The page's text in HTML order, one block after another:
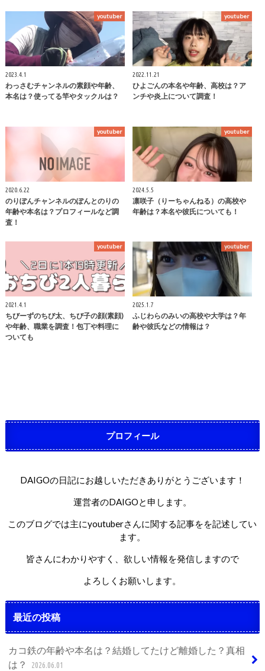
youtuber
2023.4.1
わっさむチャンネルの素顔や年齢、
本名は？使ってる竿やタックルは？
youtuber
2022.11.21
ひよごんの本名や年齢、高校は？ア
ンチや炎上について調査！
youtuber
2020.6.22
のりぽんチャンネルのぽんとのりの
年齢や本名は？プロフィールなど調
査！
youtuber
2024.5.5
凛咲子（りーちゃんねる）の高校や
年齢は？本名や彼氏についても！
youtuber
2021.4.1
ちびーずのちび太、ちび子の顔(素顔)
や年齢、職業を調査！包丁や料理に
ついても
youtuber
2025.1.7
ふじわらのみいの高校や大学は？年
齢や彼氏などの情報は？
プロフィール
DAIGOの日記にお越しいただきありがとうございます！
運営者のDAIGOと申します。
このブログでは主にyoutuberさんに関する記事をを記述してい
ます。
皆さんにわかりやすく、欲しい情報を発信しますので
よろしくお願いします。
最近の投稿
カコ鉄の年齢や本名は？結婚してたけど離婚した？真相
は？
2026.06.01